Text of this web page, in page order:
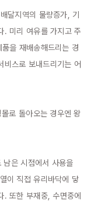
달지역의 물량증가, 기
. 미리 여유를 가지고 주
을 재배송해드리는 경
비스로 보내드리기는 어
로 돌아오는 경우엔 왕
은 시점에서 사용을
이 직접 유리바닥에 닿
. 또한 부재중, 수면중에